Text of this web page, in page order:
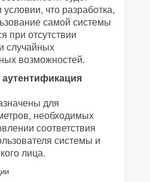
что разработка,
самой системы
при отсутствии
случайных
возможностей.
для
необходимых
соответствия
системы и
лица.